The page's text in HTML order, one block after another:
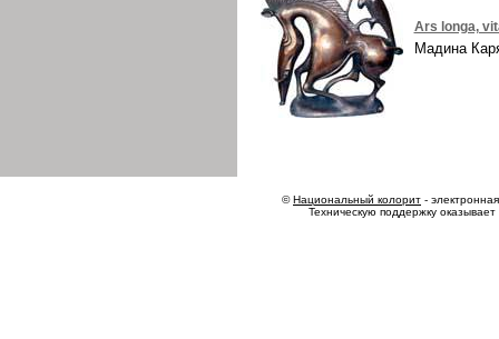
Ars longa,
Мадина
©Национальный колорит -
Техническую поддержку